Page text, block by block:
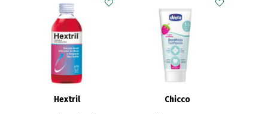
Hextril Chicco